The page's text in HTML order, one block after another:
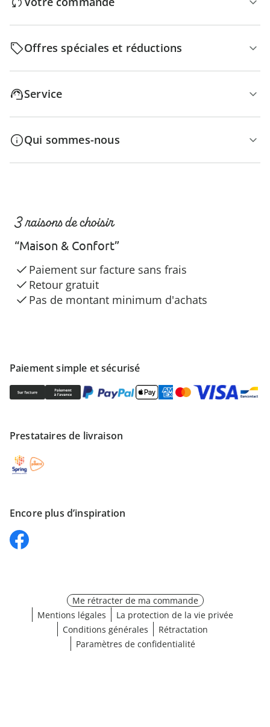
Offres spéciales et réductions
Service
Qui sommes-nous
Paiement simple et sécurisé
Prestataires de livraison
Encore plus d’inspiration
3 raisons de choisir
“Maison & Confort”
Paiement sur facture sans frais
Retour gratuit
Pas de montant minimum d'achats
Me rétracter de ma commande
Mentions légales
La protection de la vie privée
Conditions générales
Rétractation
Paramètres de confidentialité